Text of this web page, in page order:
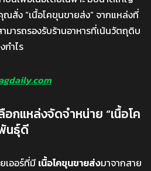
สั่ง “เนื้อโคขุนขายส่ง” จากแหล่งที่
มารถรองรับร้านอาหารที่เน้นวัตถุดิบ
ำไร
อกแหล่งจัดจำหน่าย “เนื้อโค
นธุ์ดี
เออร์ที่มี เนื้อโคขุนขายส่งมาจากสาย